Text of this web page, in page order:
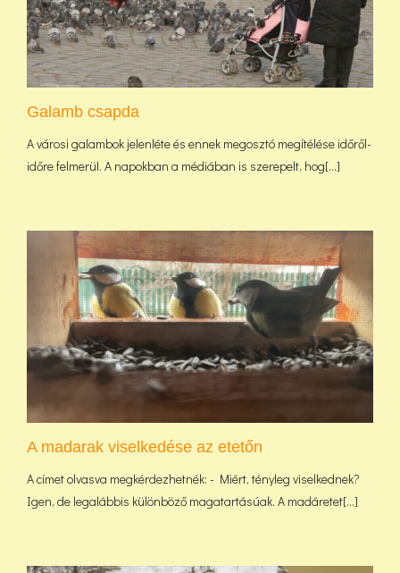
Galamb csapda
A városi galambok jelenléte és ennek megosztó megítélése időről-
időre felmerül. A napokban a médiában is szerepelt, hog[...]
A madarak viselkedése az etetőn
A címet olvasva megkérdezhetnék: - Miért, tényleg viselkednek?
Igen, de legalábbis különböző magatartásúak. A madáretet[...]